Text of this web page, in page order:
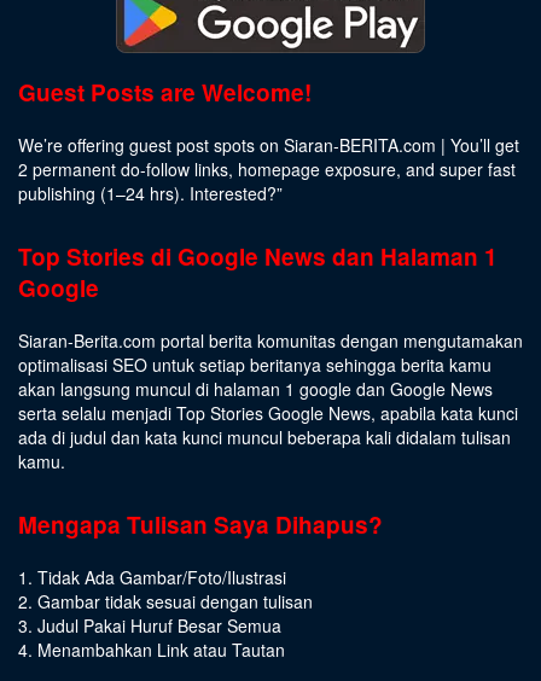
Guest Posts are Welcome!
We’re offering guest post spots on Siaran-BERITA.com | You’ll get
2 permanent do-follow links, homepage exposure, and super fast
publishing (1–24 hrs). Interested?”
Top Stories di Google News dan Halaman 1
Google
Siaran-Berita.com portal berita komunitas dengan mengutamakan
optimalisasi SEO untuk setiap beritanya sehingga berita kamu
akan langsung muncul di halaman 1 google dan Google News
serta selalu menjadi Top Stories Google News, apabila kata kunci
ada di judul dan kata kunci muncul beberapa kali didalam tulisan
kamu.
Mengapa Tulisan Saya Dihapus?
1. Tidak Ada Gambar/Foto/Ilustrasi
2. Gambar tidak sesuai dengan tulisan
3. Judul Pakai Huruf Besar Semua
4. Menambahkan Link atau Tautan